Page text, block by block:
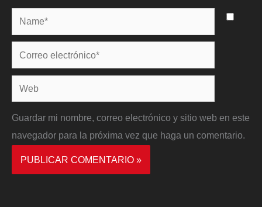
Name*
Correo
electrónico*
Web
Guardar mi nombre, correo electrónico y sitio web en este
navegador para la próxima vez que haga un comentario.